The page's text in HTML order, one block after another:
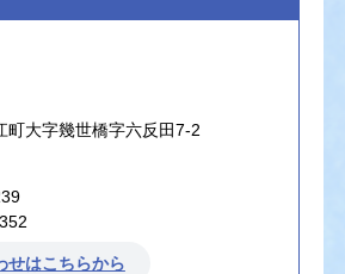
町大字幾世橋字六反田7-2
せはこちらから